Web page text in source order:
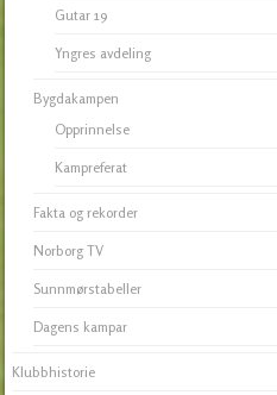
Gutar 19
Yngres avdeling
Bygdakampen
Opprinnelse
Kampreferat
Fakta og rekorder
Norborg TV
Sunnmørstabeller
Dagens kampar
Klubbhistorie